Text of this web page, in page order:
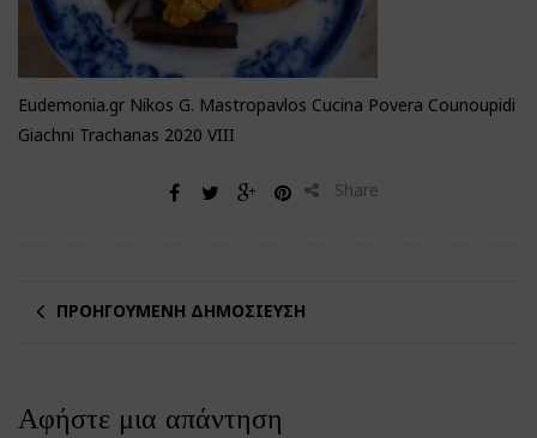
Eudemonia.gr Nikos G. Mastropavlos Cucina Povera Counoupidi
Giachni Trachanas 2020 VIII
Share
ΠΡΟΗΓΟΎΜΕΝΗ ΔΗΜΟΣΊΕΥΣΗ
Αφήστε μια απάντηση